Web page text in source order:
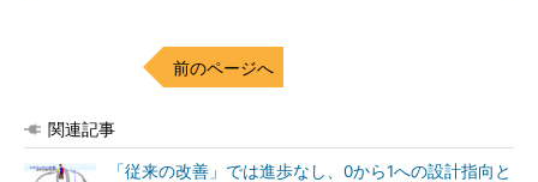
前のページへ
関連記事
「従来の改善」では進歩なし、0から1への設計指向と